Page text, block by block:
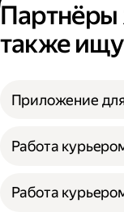
Партнёры
также
Приложение
Работа
Работа